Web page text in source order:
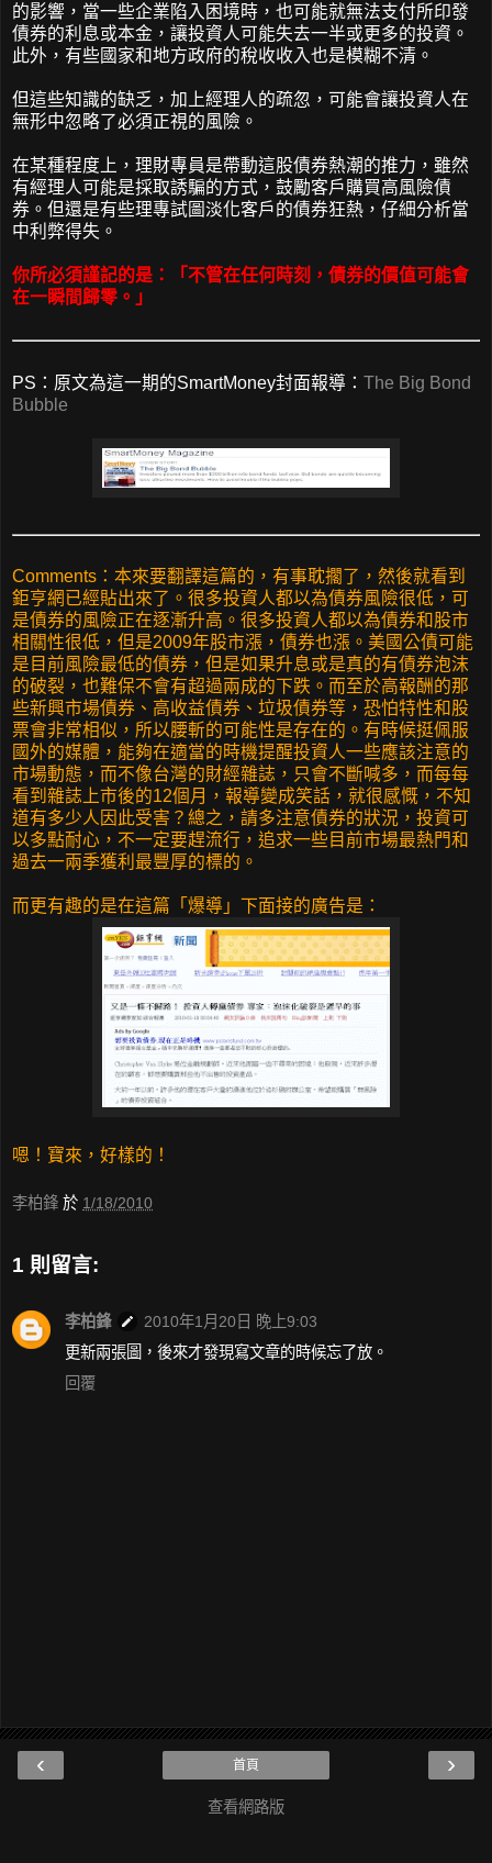
的影響，當一些企業陷入困境時，也可能就無法支付所印發
債券的利息或本金，讓投資人可能失去一半或更多的投資。
此外，有些國家和地方政府的稅收收入也是模糊不清。
但這些知識的缺乏，加上經理人的疏忽，可能會讓投資人在
無形中忽略了必須正視的風險。
在某種程度上，理財專員是帶動這股債券熱潮的推力，雖然
有經理人可能是採取誘騙的方式，鼓勵客戶購買高風險債
券。但還是有些理專試圖淡化客戶的債券狂熱，仔細分析當
中利弊得失。
你所必須謹記的是：「不管在任何時刻，債券的價值可能會
在一瞬間歸零。」
PS：原文為這一期的SmartMoney封面報導： The Big Bond
Bubble
Comments：本來要翻譯這篇的，有事耽擱了，然後就看到
鉅亨網已經貼出來了。很多投資人都以為債券風險很低，可
是債券的風險正在逐漸升高。很多投資人都以為債券和股市
相關性很低，但是2009年股市漲，債券也漲。美國公債可能
是目前風險最低的債券，但是如果升息或是真的有債券泡沫
的破裂，也難保不會有超過兩成的下跌。而至於高報酬的那
些新興市場債券、高收益債券、垃圾債券等，恐怕特性和股
票會非常相似，所以腰斬的可能性是存在的。有時候挺佩服
國外的媒體，能夠在適當的時機提醒投資人一些應該注意的
市場動態，而不像台灣的財經雜誌，只會不斷喊多，而每每
看到雜誌上市後的12個月，報導變成笑話，就很感慨，不知
道有多少人因此受害？總之，請多注意債券的狀況，投資可
以多點耐心，不一定要趕流行，追求一些目前市場最熱門和
過去一兩季獲利最豐厚的標的。
而更有趣的是在這篇「爆導」下面接的廣告是：
嗯！寶來，好樣的！
李柏鋒 於 1/18/2010
1 則留言:
李柏鋒
2010年1月20日 晚上9:03
更新兩張圖，後來才發現寫文章的時候忘了放。
回覆
‹ ›
首頁
查看網路版